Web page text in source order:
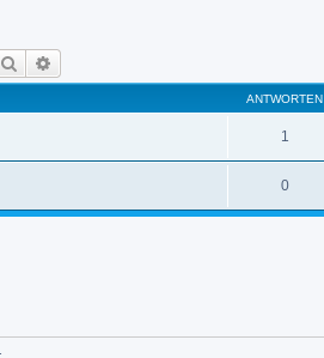
Suche
ANTWORTEN
1
0